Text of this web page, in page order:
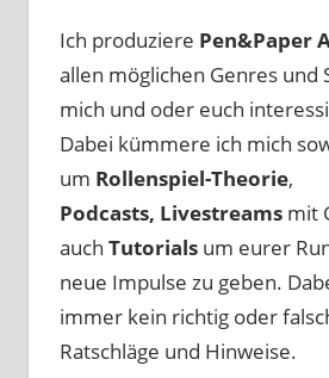
Ich produziere Pen&Paper
allen möglichen Genres und
mich und oder euch
Dabei kümmere ich mich
um Rollenspiel-Theorie,
Podcasts, Livestreams mit
auch Tutorials um eurer
neue Impulse zu geben.
immer kein richtig oder
Ratschläge und Hinweise.